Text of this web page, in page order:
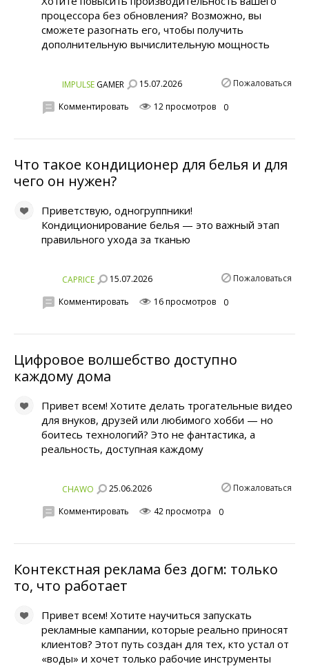
процессора без обновления? Возможно, вы
сможете разогнать его, чтобы получить
дополнительную вычислительную мощность
IMPULSE GAMER 15.07.2026 Пожаловаться
Комментировать 12 просмотров 0
Что такое кондиционер для белья и для
чего он нужен?
Приветствую, одногруппники!
Кондиционирование белья — это важный этап
правильного ухода за тканью
CAPRICE 15.07.2026 Пожаловаться
Комментировать 16 просмотров 0
Цифровое волшебство доступно
каждому дома
Привет всем! Хотите делать трогательные видео
для внуков, друзей или любимого хобби — но
боитесь технологий? Это не фантастика, а
реальность, доступная каждому
CHAWO 25.06.2026 Пожаловаться
Комментировать 42 просмотра 0
Контекстная реклама без догм: только
то, что работает
Привет всем! Хотите научиться запускать
рекламные кампании, которые реально приносят
клиентов? Этот путь создан для тех, кто устал от
«воды» и хочет только рабочие инструменты